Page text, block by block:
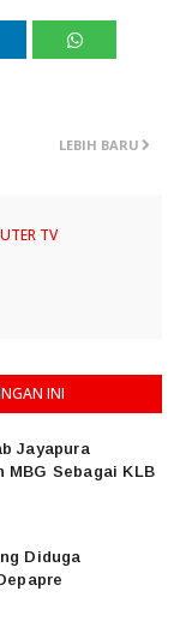
LEBIH BARU
TV
INI
Jayapura
MBG Sebagai KLB
Diduga